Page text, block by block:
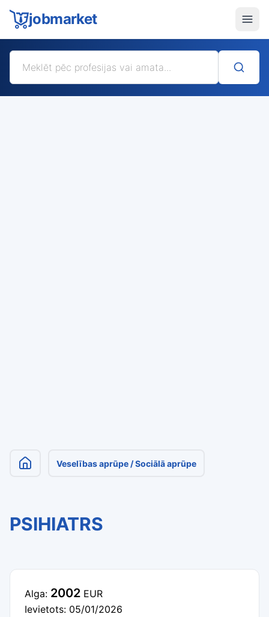
jobmarket
Veselības aprūpe / Sociālā aprūpe
PSIHIATRS
Alga: 2002 EUR
Ievietots: 05/01/2026